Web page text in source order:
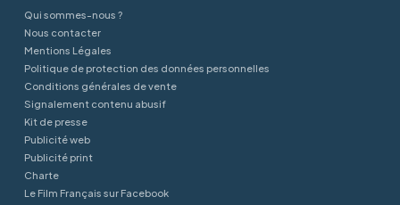
Qui sommes-nous ?
Nous contacter
Mentions Légales
Politique de protection des données personnelles
Conditions générales de vente
Signalement contenu abusif
Kit de presse
Publicité web
Publicité print
Charte
Le Film Français sur Facebook